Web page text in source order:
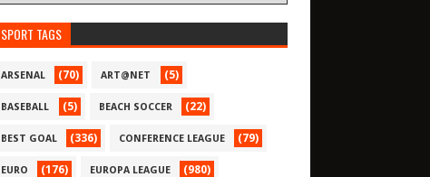
SPORT TAGS
ARSENAL (70) ART@NET (5)
BASEBALL (5) BEACH SOCCER (22)
BEST GOAL (336) CONFERENCE LEAGUE (79)
EURO (176) EUROPA LEAGUE (980)